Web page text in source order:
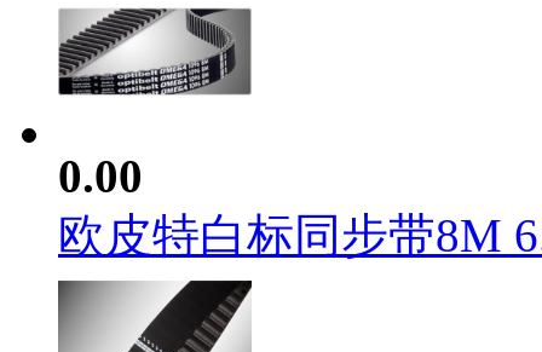
0.00
欧皮特白标同步带8M